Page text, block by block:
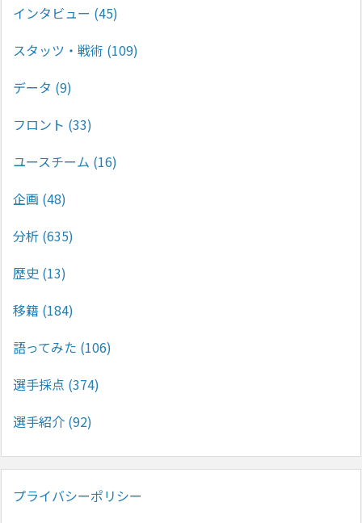
インタビュー (45)
スタッツ・戦術 (109)
データ (9)
フロント (33)
ユースチーム (16)
企画 (48)
分析 (635)
歴史 (13)
移籍 (184)
語ってみた (106)
選手採点 (374)
選手紹介 (92)
プライバシーポリシー